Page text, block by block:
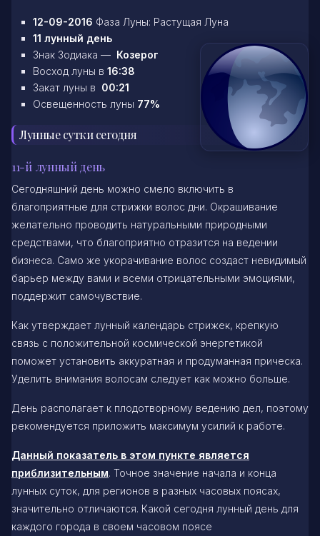
12-09-2016 Фаза Луны: Растущая Луна
11 лунный день
Знак Зодиака — Козерог
Восход луны в 16:38
Закат луны в 00:21
Освещенность луны 77%
Лунные сутки сегодня
11-й лунный день
Сегодняшний день можно смело включить в
благоприятные для стрижки волос дни. Окрашивание
желательно проводить натуральными природными
средствами, что благоприятно отразится на ведении
бизнеса. Само же укорачивание волос создаст невидимый
барьер между вами и всеми отрицательными эмоциями,
поддержит самочувствие.
Как утверждает лунный календарь стрижек, крепкую
связь с положительной космической энергетикой
поможет установить аккуратная и продуманная прическа.
Уделить внимания волосам следует как можно больше.
День располагает к плодотворному ведению дел, поэтому
рекомендуется приложить максимум усилий к работе.
Данный показатель в этом пункте является
приблизительным. Точное значение начала и конца
лунных суток, для регионов в разных часовых поясах,
значительно отличаются. Какой сегодня лунный день для
каждого города в своем часовом поясе